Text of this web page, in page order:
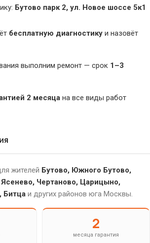
Бутово парк 2, ул. Новое шоссе 5к1
бесплатную диагностику и назовёт
выполним ремонт — срок 1–3
2 месяца на все виды работ
жителей Бутово, Южного Бутово,
Чертаново, Царицыно,
Битца и других районов юга Москвы.
2
месяца гарантия